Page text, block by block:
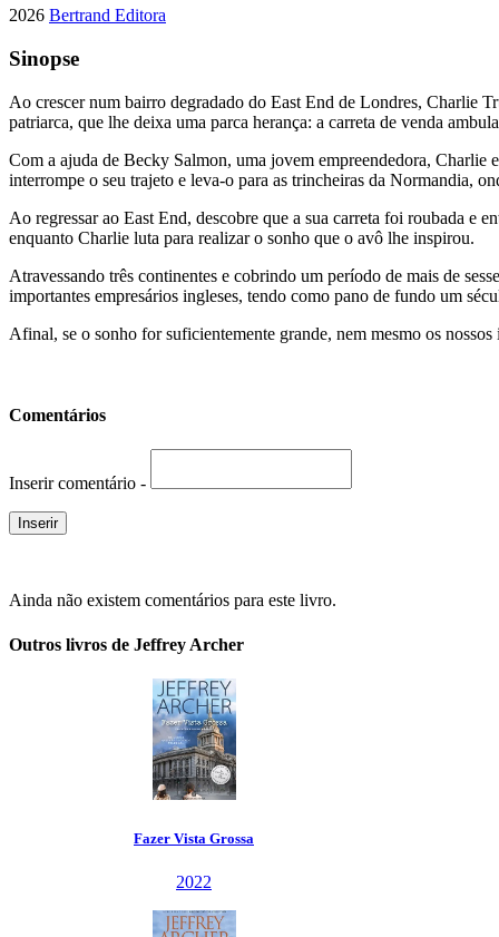
2026 Bertrand Editora
Sinopse
Ao crescer num bairro degradado do East End de Londres, Charlie
patriarca, que lhe deixa uma parca herança: a carreta de venda
Com a ajuda de Becky Salmon, uma jovem empreendedora,
interrompe o seu trajeto e leva-o para as trincheiras da Normandia,
Ao regressar ao East End, descobre que a sua carreta foi roubada e
enquanto Charlie luta para realizar o sonho que o avô lhe inspirou.
Atravessando três continentes e cobrindo um período de mais de
importantes empresários ingleses, tendo como pano de fundo um
Afinal, se o sonho for suficientemente grande, nem mesmo os
Comentários
Inserir comentário -
Ainda não existem comentários para este livro.
Outros livros de Jeffrey Archer